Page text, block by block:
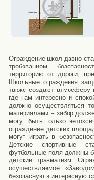
Ограждение школ давно
требованием
территорию от дороги,
Школьные ограждения
также создают атмосферу
где нам интересно и
должно осуществляться
материалами – забор
могут быть только
ограждение детских
могут играть в
Детские спортивные
футбольные поля должны
детский травматизм.
осуществляемое
безопасную и интересную